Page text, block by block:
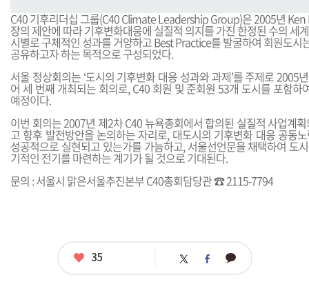
C40 기후리더십 그룹(C40 Climate Leadership Group)은 2005년
장의 제안에 따라 기후변화대응에 실질적 의지를 가진 한정된 수의 세
시별로 구체적인 성과를 거양하고 Best Practice를 발굴하여 회원도시
공유하고자 하는 목적으로 구성되었다.
서울 정상회의는 ‘도시의 기후변화 대응 성과와 과제’를 주제로 2005
어 세 번째 개최되는 회의로, C40 회원 및 준회원 53개 도시를 포함하
예정이다.
이번 회의는 2007년 제2차 C40 뉴욕총회에서 합의된 실질적 사업계
고 향후 발전방안을 논의하는 자리로, 대도시의 기후변화 대응 공동
성공적으로 실현되고 있는가를 가늠하고, 서울선언문을 채택하여 도
기적인 전기를 마련하는 계기가 될 것으로 기대된다.
문의 : 서울시 맑은서울추진본부 C40총회담당관 ☎ 2115-7794
좋
35 트 페 카